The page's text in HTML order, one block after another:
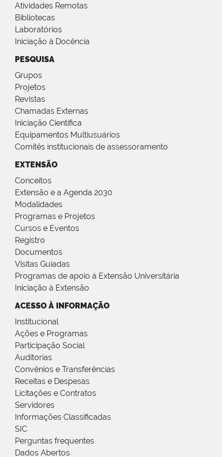
Atividades Remotas
Bibliotecas
Laboratórios
Iniciação à Docência
PESQUISA
Grupos
Projetos
Revistas
Chamadas Externas
Iniciação Científica
Equipamentos Multiusuários
Comitês institucionais de assessoramento
EXTENSÃO
Conceitos
Extensão e a Agenda 2030
Modalidades
Programas e Projetos
Cursos e Eventos
Registro
Documentos
Visitas Guiadas
Programas de apoio à Extensão Universitária
Iniciação à Extensão
ACESSO À INFORMAÇÃO
Institucional
Ações e Programas
Participação Social
Auditorias
Convênios e Transferências
Receitas e Despesas
Licitações e Contratos
Servidores
Informações Classificadas
SIC
Perguntas frequentes
Dados Abertos